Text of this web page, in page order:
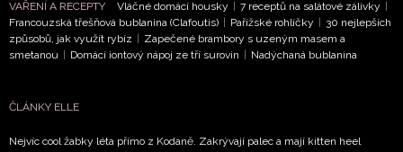
VAŘENÍ A RECEPTY Vláčné domácí housky | 7 receptů na salátové zálivky |
Francouzská třešňová bublanina (Clafoutis) | Pařížské rohlíčky | 30 nejlepších
způsobů, jak využít rybíz | Zapečené brambory s uzeným masem a
smetanou | Domácí iontový nápoj ze tří surovin | Nadýchaná bublanina
ČLÁNKY ELLE
Nejvíc cool žabky léta přímo z Kodaně. Zakrývají palec a mají kitten heel